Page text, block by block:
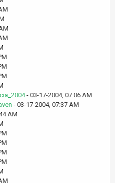
- 03-17-2004, 07:06 AM
- 03-17-2004, 07:37 AM
AM